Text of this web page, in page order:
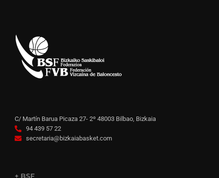
C/ Martín Barua Picaza 27- 2º 48003 Bilbao, Bizkaia
94 439 57 22
secretaria@bizkaiabasket.com
+ BSF